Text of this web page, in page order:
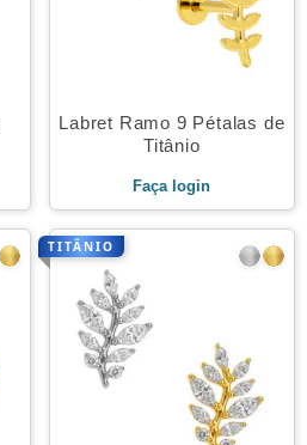
Labret Ramo 9 Pétalas de
Titânio
Faça login
TITÂNIO